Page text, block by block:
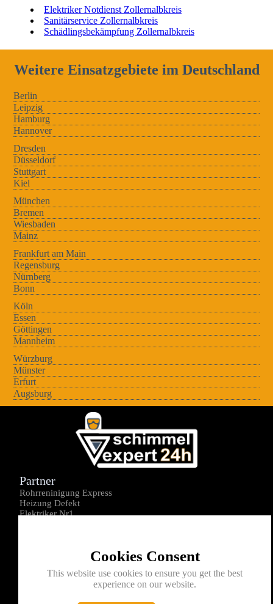
Elektriker Notdienst Zollernalbkreis
Sanitärservice Zollernalbkreis
Schädlingsbekämpfung Zollernalbkreis
Weitere Einsatzgebiete im Deutschland
Berlin
Leipzig
Hamburg
Hannover
Dresden
Düsseldorf
Stuttgart
Kiel
München
Bremen
Wiesbaden
Mainz
Frankfurt am Main
Regensburg
Nürnberg
Bonn
Köln
Essen
Göttingen
Mannheim
Würzburg
Münster
Erfurt
Augsburg
Cookies Consent
This website use cookies to ensure you get the best
experience on our website.
Partner
Rohrreninigung Express
Heizung Defekt
Elektriker Nr1
Kontakt